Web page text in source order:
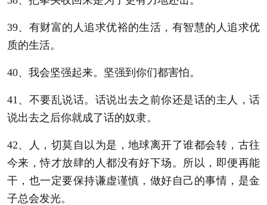
39、有财富的人追求优裕的生活，有智慧的人追求优
质的生活。
40、我会坚强起来。坚强到你们都害怕。
41、不要乱说话。话说出去之前你还是话的主人，话
说出去之后你就成了话的奴隶。
42、人，切莫自以为是，地球离开了谁都会转，古往
今来，恃才放肆的人都没有好下场。所以，即便再能
干，也一定要保持谦虚谨慎，做好自己的事情，是金
子总会发光。